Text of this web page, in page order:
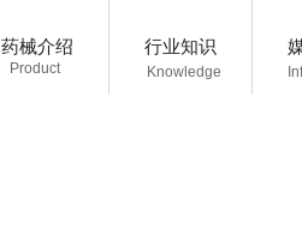
Knowledge
Product n
药械介绍 行业知识